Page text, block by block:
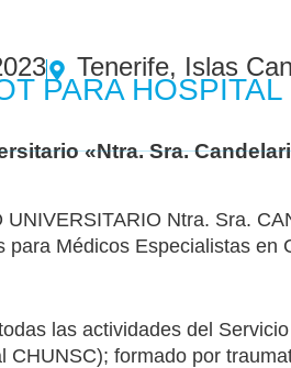
Tenerife, Islas
PARA
«Ntra. Sra.
Ntra. Sra.
para Médicos Especialistas en
las actividades del
CHUNSC); formado por